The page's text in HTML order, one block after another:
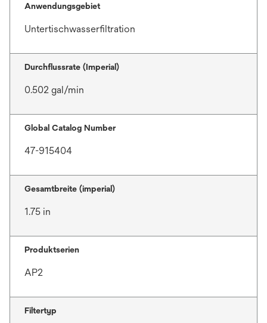
Anwendungsgebiet
Untertischwasserfiltration
Durchflussrate (Imperial)
0.502 gal/min
Global Catalog Number
47-915404
Gesamtbreite (imperial)
1.75 in
Produktserien
AP2
Filtertyp